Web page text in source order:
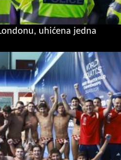
uhićena jedna